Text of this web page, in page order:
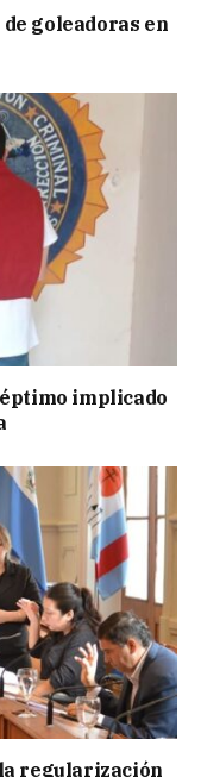
goleadoras en
implicado
regularización